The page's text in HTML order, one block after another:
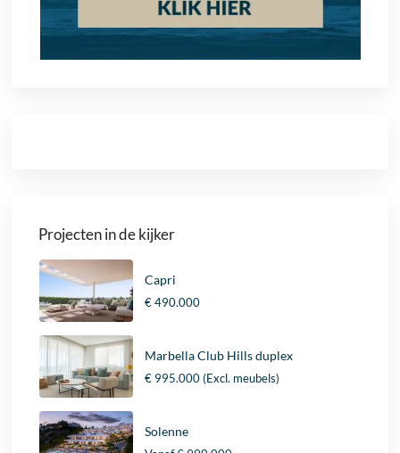
Projecten in de kijker
Capri
€ 490.000
Marbella Club Hills duplex
€ 995.000(Excl. meubels)
Solenne